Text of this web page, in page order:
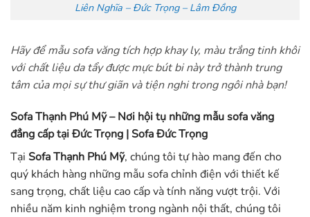
Liên Nghĩa – Đức Trọng – Lâm Đồng
Hãy để mẫu sofa văng tích hợp khay ly, màu trắng tinh khôi
với chất liệu da tẩy được mực bút bi này trở thành trung
tâm của mọi sự thư giãn và tiện nghi trong ngôi nhà bạn!
Sofa Thạnh Phú Mỹ – Nơi hội tụ những mẫu sofa văng
đẳng cấp tại Đức Trọng | Sofa Đức Trọng
Tại Sofa Thạnh Phú Mỹ, chúng tôi tự hào mang đến cho
quý khách hàng những mẫu sofa chỉnh điện với thiết kế
sang trọng, chất liệu cao cấp và tính năng vượt trội. Với
nhiều năm kinh nghiệm trong ngành nội thất, chúng tôi